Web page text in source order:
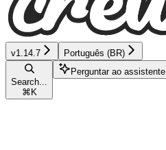
v1.14.7 Português (BR)
Search...
⌘ K
Perguntar ao assistente